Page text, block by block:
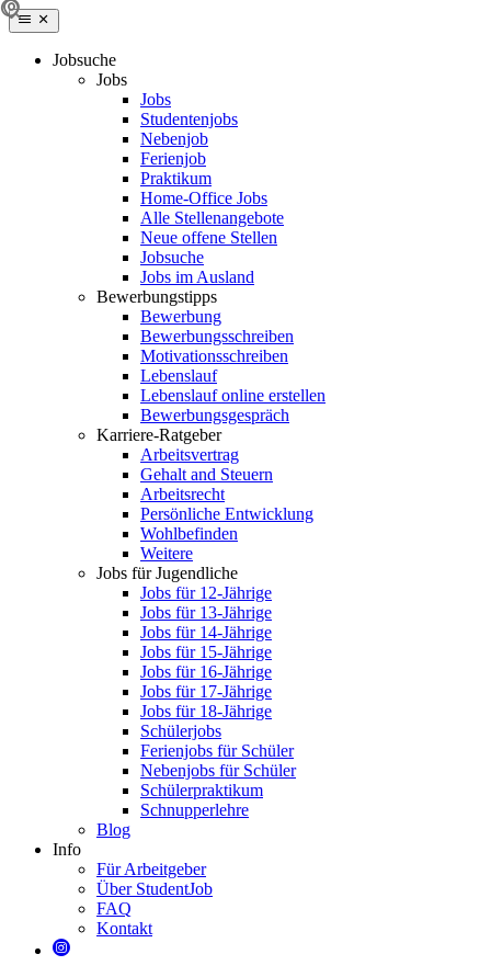
Jobsuche
Jobs
Jobs
Studentenjobs
Nebenjob
Ferienjob
Praktikum
Home-Office Jobs
Alle Stellenangebote
Neue offene Stellen
Jobsuche
Jobs im Ausland
Bewerbungstipps
Bewerbung
Bewerbungsschreiben
Motivationsschreiben
Lebenslauf
Lebenslauf online erstellen
Bewerbungsgespräch
Karriere-Ratgeber
Arbeitsvertrag
Gehalt and Steuern
Arbeitsrecht
Persönliche Entwicklung
Wohlbefinden
Weitere
Jobs für Jugendliche
Jobs für 12-Jährige
Jobs für 13-Jährige
Jobs für 14-Jährige
Jobs für 15-Jährige
Jobs für 16-Jährige
Jobs für 17-Jährige
Jobs für 18-Jährige
Schülerjobs
Ferienjobs für Schüler
Nebenjobs für Schüler
Schülerpraktikum
Schnupperlehre
Blog
Info
Für Arbeitgeber
Über StudentJob
FAQ
Kontakt